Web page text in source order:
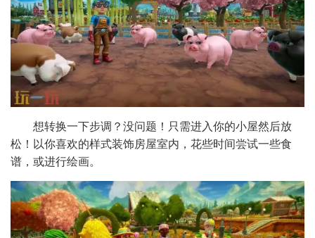
想转换一下步调？没问题！只需进入你的小屋然后放
松！以你喜欢的样式装饰房屋室内，花些时间尝试一些食
谱，或进行绘画。